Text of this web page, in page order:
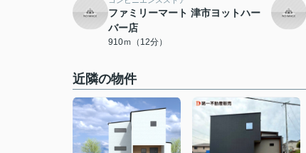
ファミリーマート 津市ヨットハー
バー店
910ｍ（12分）
近隣の物件